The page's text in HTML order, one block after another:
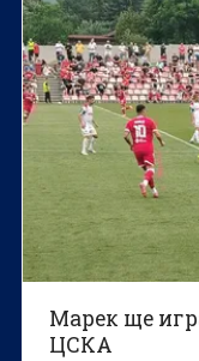
Марек ще
ЦСКА